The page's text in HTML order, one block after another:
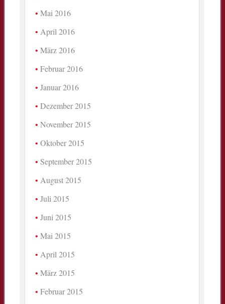
Mai 2016
April 2016
März 2016
Februar 2016
Januar 2016
Dezember 2015
November 2015
Oktober 2015
September 2015
August 2015
Juli 2015
Juni 2015
Mai 2015
April 2015
März 2015
Februar 2015